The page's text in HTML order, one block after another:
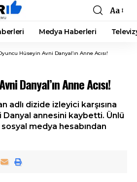
Font
Resizer
Aa
Medya Haberleri
Hüseyin Avni Danyal’ın Anne Acısı!
Danyal’ın Anne Acısı!
adlı dizide izleyici karşısına
Danyal annesini kaybetti. Ünlü
medya hesabından